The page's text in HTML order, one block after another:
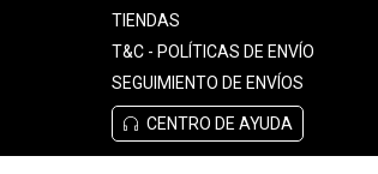
TIENDAS
T&C - POLÍTICAS DE ENVÍO
SEGUIMIENTO DE ENVÍOS
CENTRO DE AYUDA